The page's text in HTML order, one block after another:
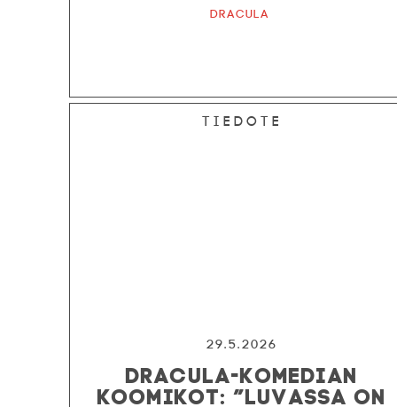
Dracula
Tiedote
29.5.2026
DRACULA-KOMEDIAN
KOOMIKOT: ”LUVASSA ON